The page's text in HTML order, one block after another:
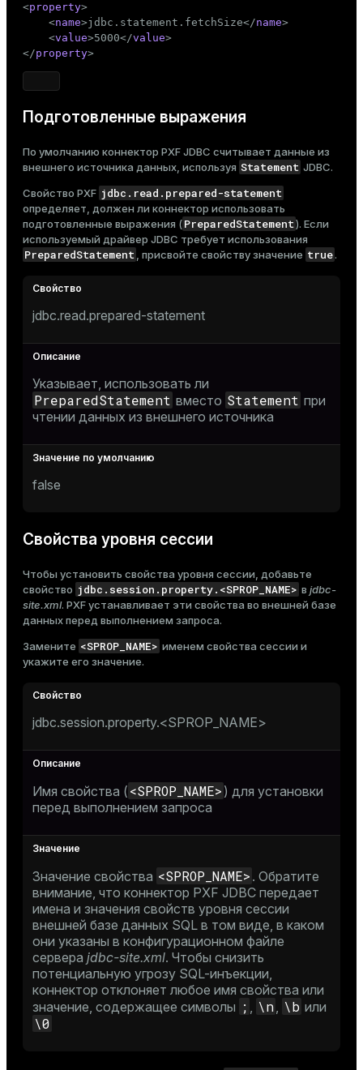
<property>
<name>jdbc.statement.fetchSize</name>
<value>5000</value>
</property>
Подготовленные выражения
По умолчанию коннектор PXF JDBC считывает данные из
внешнего источника данных, используя Statement JDBC.
Свойство PXF jdbc.read.prepared-statement
определяет, должен ли коннектор использовать
подготовленные выражения (PreparedStatement). Если
используемый драйвер JDBC требует использования
PreparedStatement, присвойте свойству значение true.
jdbc.read.prepared-statement
Указывает, использовать ли
PreparedStatement вместо Statement при
чтении данных из внешнего источника
false
Свойства уровня сессии
Чтобы установить свойства уровня сессии, добавьте
свойство jdbc.session.property.<SPROP_NAME> в jdbc-
site.xml. PXF устанавливает эти свойства во внешней базе
данных перед выполнением запроса.
Замените <SPROP_NAME> именем свойства сессии и
укажите его значение.
jdbc.session.property.<SPROP_NAME>
Имя свойства ( <SPROP_NAME> ) для установки
перед выполнением запроса
Значение свойства <SPROP_NAME> . Обратите
внимание, что коннектор PXF JDBC передает
имена и значения свойств уровня сессии
внешней базе данных SQL в том виде, в каком
они указаны в конфигурационном файле
сервера jdbc-site.xml. Чтобы снизить
потенциальную угрозу SQL-инъекции,
коннектор отклоняет любое имя свойства или
значение, содержащее символы ; , \n, \b или
\0